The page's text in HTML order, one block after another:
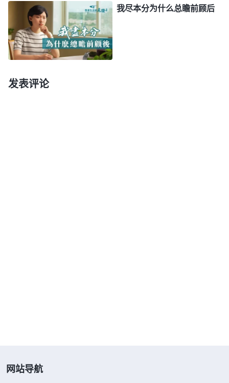
服神、满足神的心意，而是先琢磨这个本分对自己的
名誉地位有没有利、会不会影响自己的结局归宿，看
到敌基督信神就是为了得福得利，把得福看得比尽好
是跟敌基督一样吗？我能操练做小区带领应该感谢神
最终才被淘汰了。从中看到，人如果不追求真理，不
我尽本分为什么总瞻前顾后
发表评论
网站导航